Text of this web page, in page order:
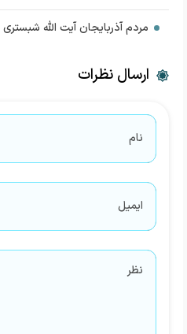
مردم آذربایجان آیت الله شبستری
ارسال نظرات